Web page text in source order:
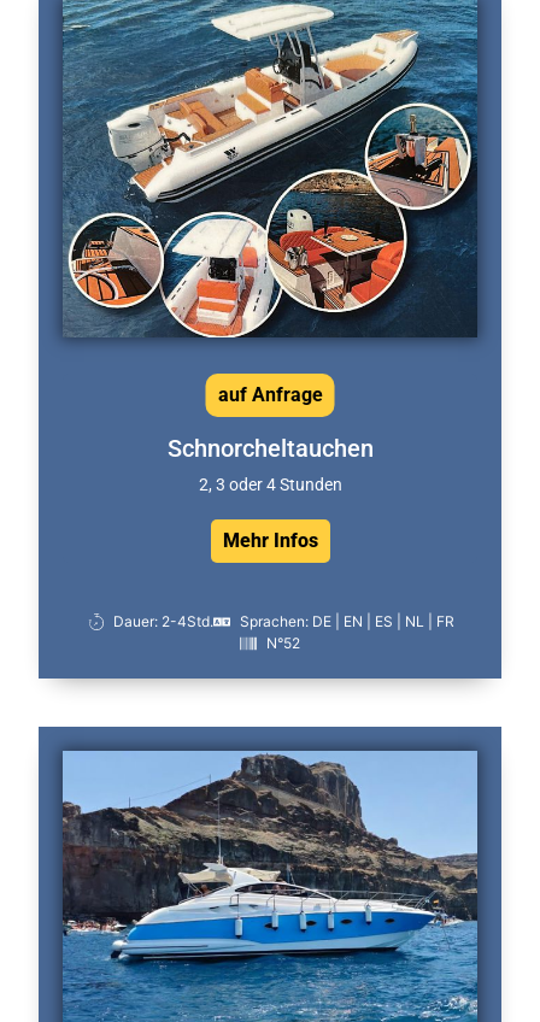
Schnorcheltauchen
2, 3 oder 4 Stunden
Mehr Infos
auf Anfrage
Dauer: 2-4Std.
Sprachen: DE | EN | ES | NL | FR
N°52